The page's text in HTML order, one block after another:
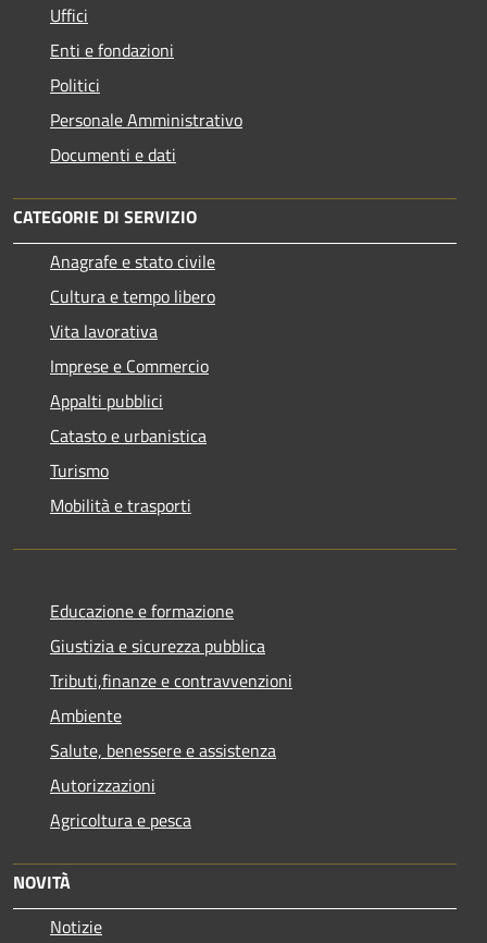
Uffici
Enti e fondazioni
Politici
Personale Amministrativo
Documenti e dati
CATEGORIE DI SERVIZIO
Anagrafe e stato civile
Cultura e tempo libero
Vita lavorativa
Imprese e Commercio
Appalti pubblici
Catasto e urbanistica
Turismo
Mobilità e trasporti
Educazione e formazione
Giustizia e sicurezza pubblica
Tributi,finanze e contravvenzioni
Ambiente
Salute, benessere e assistenza
Autorizzazioni
Agricoltura e pesca
NOVITÀ
Notizie